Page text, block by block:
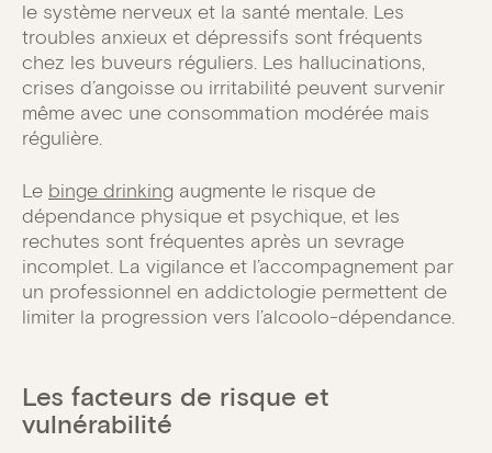
le système nerveux et la santé mentale. Les
troubles anxieux et dépressifs sont fréquents
chez les buveurs réguliers. Les hallucinations,
crises d’angoisse ou irritabilité peuvent survenir
même avec une consommation modérée mais
régulière.
Le binge drinking augmente le risque de
dépendance physique et psychique, et les
rechutes sont fréquentes après un sevrage
incomplet. La vigilance et l’accompagnement par
un professionnel en addictologie permettent de
limiter la progression vers l’alcoolo-dépendance.
Les facteurs de risque et
vulnérabilité